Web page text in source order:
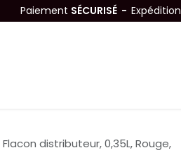
Paiement SÉCURISÉ - Expédition
Flacon distributeur, 0,35L, Rouge,